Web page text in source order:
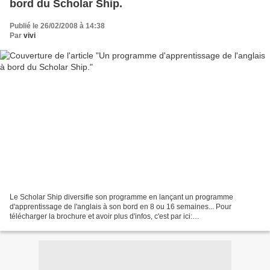
bord du Scholar Ship.
Publié le 26/02/2008 à 14:38
Par vivi
Le Scholar Ship diversifie son programme en lançant un programme
d'apprentissage de l'anglais à son bord en 8 ou 16 semaines... Pour
télécharger la brochure et avoir plus d'infos, c'est par ici: